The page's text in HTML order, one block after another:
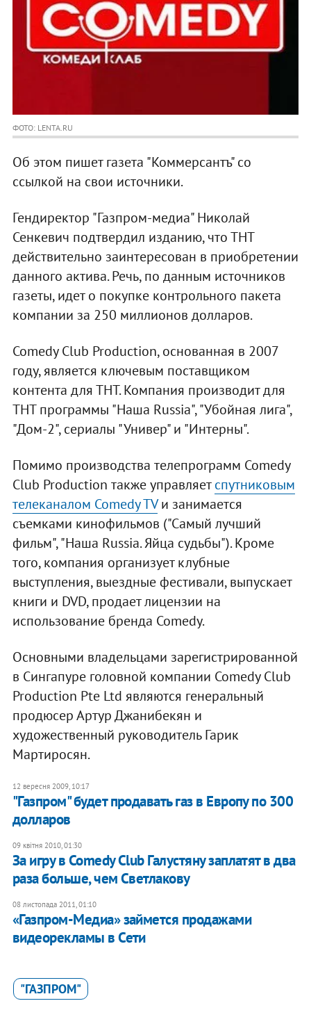
ФОТО: LENTA.RU
Об этом пишет газета "Коммерсантъ" со
ссылкой на свои источники.
Гендиректор "Газпром-медиа" Николай
Сенкевич подтвердил изданию, что ТНТ
действительно заинтересован в приобретении
данного актива. Речь, по данным источников
газеты, идет о покупке контрольного пакета
компании за 250 миллионов долларов.
Comedy Club Production, основанная в 2007
году, является ключевым поставщиком
контента для ТНТ. Компания производит для
ТНТ программы "Наша Russia", "Убойная лига",
"Дом-2", сериалы "Универ" и "Интерны".
Помимо производства телепрограмм Comedy
Club Production также управляетспутниковым
телеканалом Comedy TVи занимается
съемками кинофильмов ("Самый лучший
фильм", "Наша Russia. Яйца судьбы"). Кроме
того, компания организует клубные
выступления, выездные фестивали, выпускает
книги и DVD, продает лицензии на
использование бренда Comedy.
Основными владельцами зарегистрированной
в Сингапуре головной компании Comedy Club
Production Pte Ltd являются генеральный
продюсер Артур Джанибекян и
художественный руководитель Гарик
Мартиросян.
12 вересня 2009, 10:17
"Газпром" будет продавать газ в Европу по 300
долларов
09 квітня 2010, 01:30
За игру в Comedy Club Галустяну заплатят в два
раза больше, чем Светлакову
08 листопада 2011, 01:10
«Газпром-Медиа» займется продажами
видеорекламы в Сети
"ГАЗПРОМ"